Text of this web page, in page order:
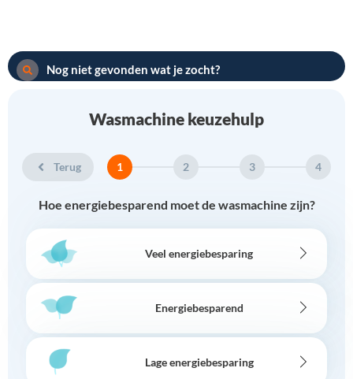
Nog niet gevonden wat je zocht?
Wasmachine keuzehulp
Terug 1 2 3 4
Hoe energiebesparend moet de wasmachine zijn?
Veel energiebesparing
Energiebesparend
Lage energiebesparing